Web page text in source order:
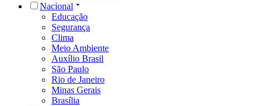
Nacional
Educação
Segurança
Clima
Meio Ambiente
Auxílio Brasil
São Paulo
Rio de Janeiro
Minas Gerais
Brasília